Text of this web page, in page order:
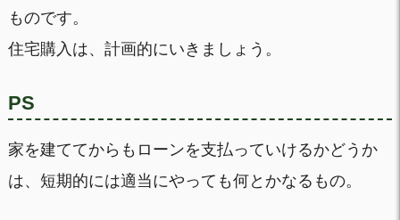
ものです。
住宅購入は、計画的にいきましょう。
PS
家を建ててからもローンを支払っていけるかどうか
は、短期的には適当にやっても何とかなるもの。